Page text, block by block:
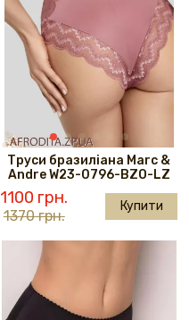
Труси бразиліана Marc &
Andre W23-0796-BZO-LZ
1100 грн.
1370 грн.
Купити